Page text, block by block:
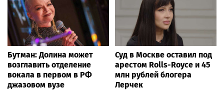
Бутман: Долина может
возглавить отделение
вокала в первом в РФ
джазовом вузе
Суд в Москве оставил под
арестом Rolls-Royce и 45
млн рублей блогера
Лерчек